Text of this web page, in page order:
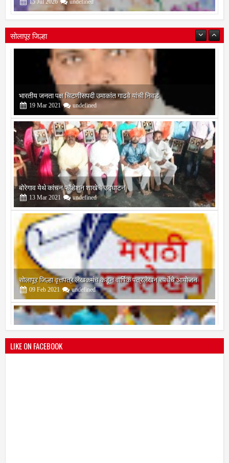
सोलापूर जिल्हा
बोरेगाव येथे कांचन फौंडेशन शाखेचे उद्घाटन
13 Mar 2021 undefined
सोलापूर जिल्हा वृत्तपत्र लेखकमंच कडून वार्षिक पत्रलेखन स्पर्धेचे आयोजन
09 Feb 2021 undefined
श्री मल्लिकार्जुन प्रशालेकडून उमाकांत गाढवे यांचा सत्कार
25 Mar 2021 undefined
LIKE ON FACEBOOK